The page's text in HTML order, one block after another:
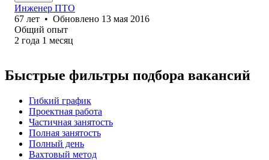
Инженер ПТО
67 лет • Обновлено 13 мая 2016
Общий опыт
2 года 1 месяц
Быстрые фильтры подбора вакансий
Гибкий график
Проектная работа
Частичная занятость
Полная занятость
Полный день
Вахтовый метод